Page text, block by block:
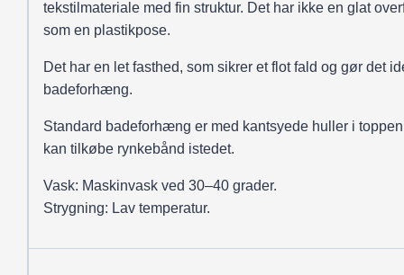
tekstilmateriale med fin struktur. Det har ikke en glat
som en plastikpose.
Det har en let fasthed, som sikrer et flot fald og gør det
badeforhæng.
Standard badeforhæng er med kantsyede huller i
kan tilkøbe rynkebånd istedet.
Vask: Maskinvask ved 30–40 grader.
Strygning: Lav temperatur.